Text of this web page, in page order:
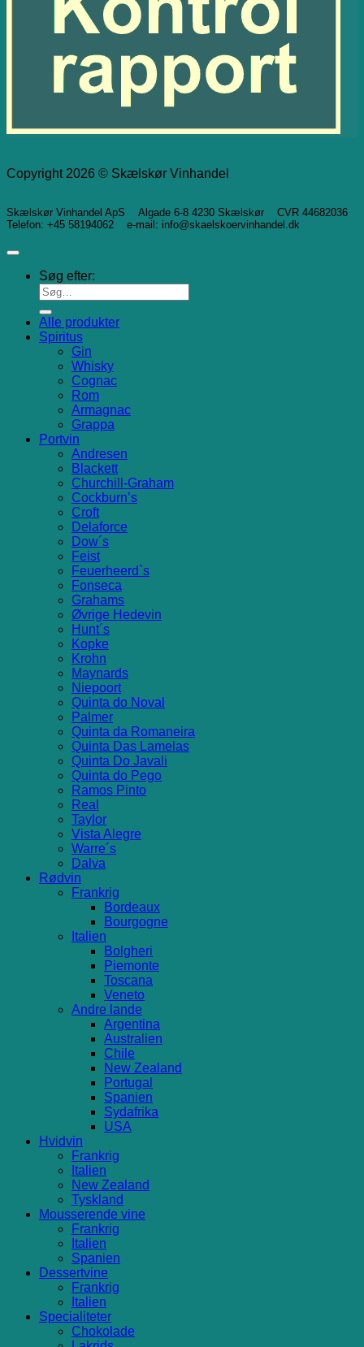
Copyright 2026 © Skælskør Vinhandel
Skælskør Vinhandel ApS Algade 6-8 4230 Skælskør CVR 44682036
Telefon: +45 58194062 e-mail: info@skaelskoervinhandel.dk
Søg efter:
Alle produkter
Spiritus
Gin
Whisky
Cognac
Rom
Armagnac
Grappa
Portvin
Andresen
Blackett
Churchill-Graham
Cockburn’s
Croft
Delaforce
Dow´s
Feist
Feuerheerd`s
Fonseca
Grahams
Øvrige Hedevin
Hunt´s
Kopke
Krohn
Maynards
Niepoort
Quinta do Noval
Palmer
Quinta da Romaneira
Quinta Das Lamelas
Quinta Do Javali
Quinta do Pego
Ramos Pinto
Real
Taylor
Vista Alegre
Warre´s
Dalva
Rødvin
Frankrig
Bordeaux
Bourgogne
Italien
Bolgheri
Piemonte
Toscana
Veneto
Andre lande
Argentina
Australien
Chile
New Zealand
Portugal
Spanien
Sydafrika
USA
Hvidvin
Frankrig
Italien
New Zealand
Tyskland
Mousserende vine
Frankrig
Italien
Spanien
Dessertvine
Frankrig
Italien
Specialiteter
Chokolade